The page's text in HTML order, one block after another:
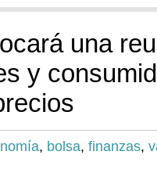
una
y
, bolsa, finanzas,